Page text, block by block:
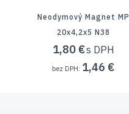
Neodymový Magnet MP
20x4,2x5 N38
1,80 €
1,46 €